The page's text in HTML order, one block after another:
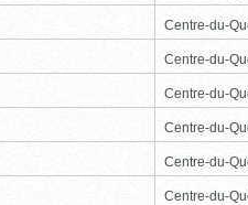
Centre-du-
Centre-du-
Centre-du-
Centre-du-
Centre-du-
Centre-du-